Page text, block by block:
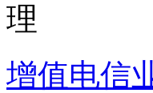
理
增值电信